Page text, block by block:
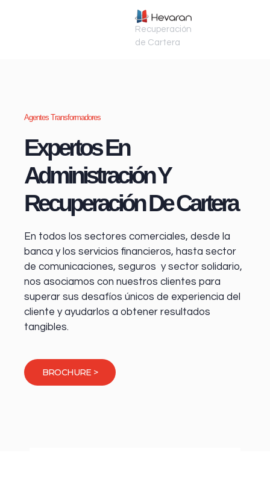
Recuperación
de Cartera
Agentes Transformadores
Expertos En
Administración Y
Recuperación De Cartera
En todos los sectores comerciales, desde la
banca y los servicios financieros, hasta sector
de comunicaciones, seguros y sector solidario,
nos asociamos con nuestros clientes para
superar sus desafíos únicos de experiencia del
cliente y ayudarlos a obtener resultados
tangibles.
BROCHURE >